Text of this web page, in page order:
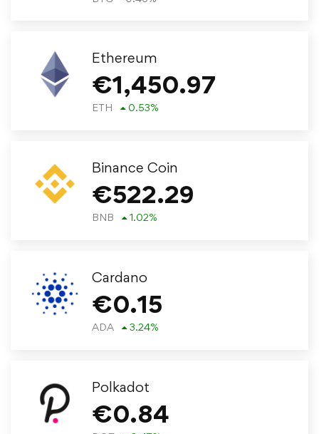
Ethereum
€1,450.97
ETH 0.53%
Binance Coin
€522.29
BNB 1.02%
Cardano
€0.15
ADA 3.24%
Polkadot
€0.84